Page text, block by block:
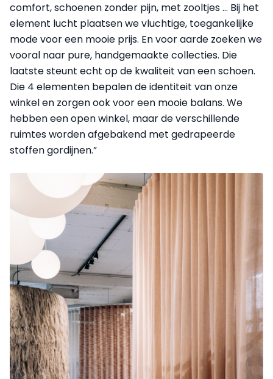
comfort, schoenen zonder pijn, met zooltjes … Bij het
element lucht plaatsen we vluchtige, toegankelijke
mode voor een mooie prijs. En voor aarde zoeken we
vooral naar pure, handgemaakte collecties. Die
laatste steunt echt op de kwaliteit van een schoen.
Die 4 elementen bepalen de identiteit van onze
winkel en zorgen ook voor een mooie balans. We
hebben een open winkel, maar de verschillende
ruimtes worden afgebakend met gedrapeerde
stoffen gordijnen.”